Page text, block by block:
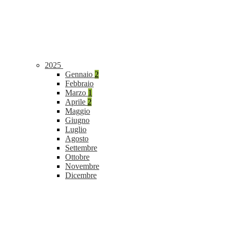
2025
Gennaio 2
Febbraio
Marzo 1
Aprile 2
Maggio
Giugno
Luglio
Agosto
Settembre
Ottobre
Novembre
Dicembre